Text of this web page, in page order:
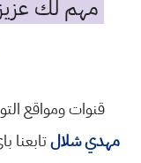
مهم لك
قنوات ومواقع
مهدي شلالتابعنا